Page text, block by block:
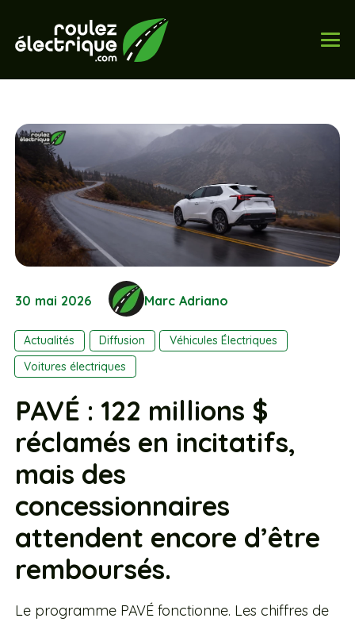
30 mai 2026 Marc Adriano
Actualités Diffusion
Véhicules Électriques
Voitures électriques
PAVÉ : 122 millions $
réclamés en incitatifs,
mais des
concessionnaires
attendent encore d’être
remboursés.
Le programme PAVÉ fonctionne. Les chiffres de